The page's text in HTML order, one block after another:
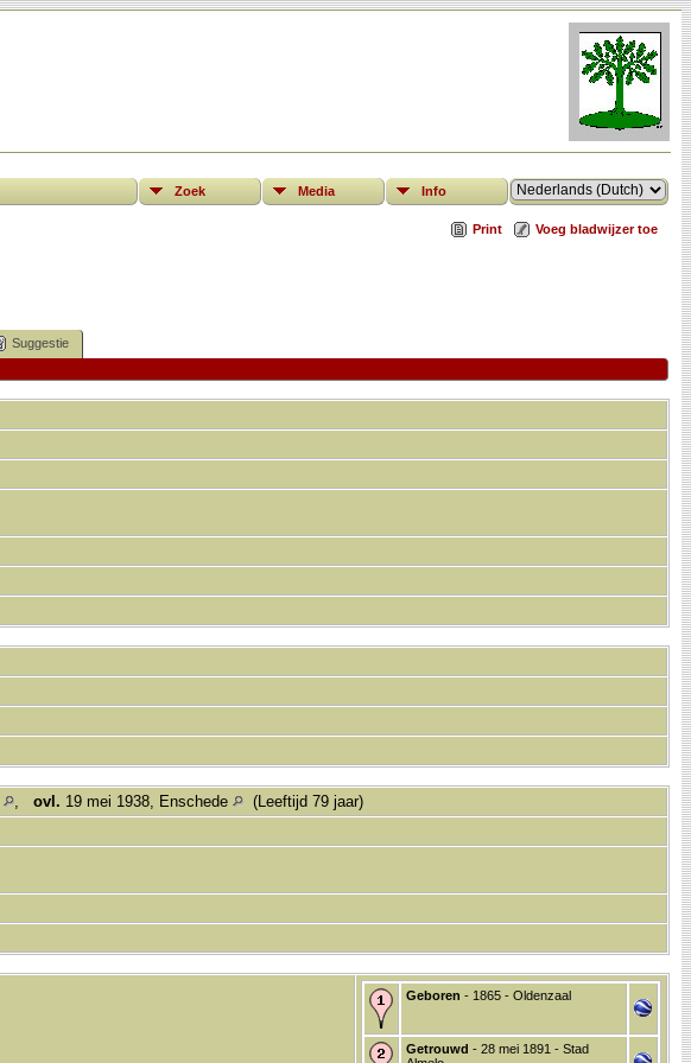
Zoek Media Info
Print Voeg bladwijzer toe
Suggestie
, ovl. 19 mei 1938, Enschede
(Leeftijd 79 jaar)
Geboren - 1865 - Oldenzaal
Getrouwd - 28 mei 1891 - Stad